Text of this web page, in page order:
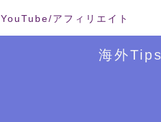
YouTube/アフィリエイト
海外